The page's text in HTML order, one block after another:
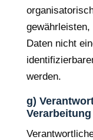
gewährleisten,
Daten nicht
werden.
g)